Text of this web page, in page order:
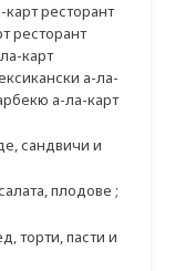
ресторант
ресторант
карт
а-ла-
а-ла-карт
сандвичи и
плодове ;
торти, пасти и